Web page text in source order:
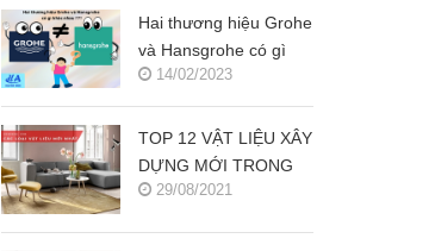
Hai thương hiệu Grohe
và Hansgrohe có gì
khác nhau ???
14/02/2023
TOP 12 VẬT LIỆU XÂY
DỰNG MỚI TRONG
KIẾN TRÚC 2021-
29/08/2021